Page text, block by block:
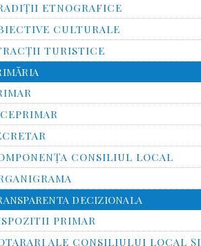
ETNOGRAFICE
CULTURALE
TURISTICE
CONSILIUL LOCAL
DECIZIONALA
PRIMAR
ALE CONSILIULUI LOCAL ȘI